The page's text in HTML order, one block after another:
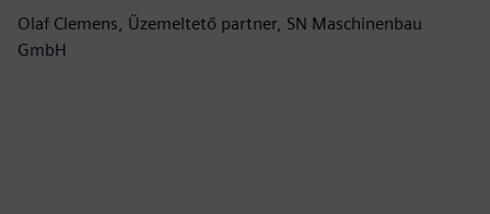
Olaf Clemens, Üzemeltető partner, SN Maschinenbau
GmbH